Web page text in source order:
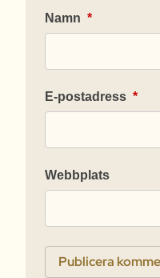
Namn *
E-postadress *
Webbplats